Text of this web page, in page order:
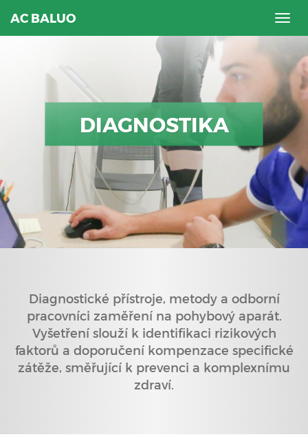
AC BALUO
DIAGNOSTIKA
Diagnostické přístroje, metody a odborní
pracovníci zaměření na pohybový aparát.
Vyšetření slouží k identifikaci rizikových
faktorů a doporučení kompenzace specifické
zátěže, směřující k prevenci a komplexnímu
zdraví.